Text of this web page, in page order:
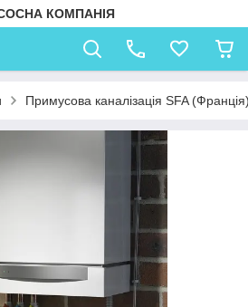
КОМПАНІЯ
Примусова каналізація SFA